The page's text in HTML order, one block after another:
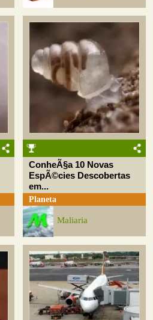
ConheÃ§a 10 Novas
EspÃ©cies Descobertas
em...
Planeta
Maliaria